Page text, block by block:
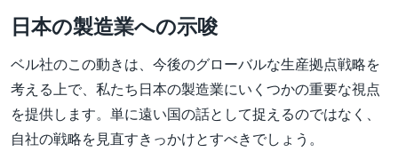
日本の製造業への示唆
ベル社のこの動きは、今後のグローバルな生産拠点戦略を
考える上で、私たち日本の製造業にいくつかの重要な視点
を提供します。単に遠い国の話として捉えるのではなく、
自社の戦略を見直すきっかけとすべきでしょう。